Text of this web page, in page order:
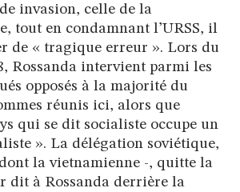
invasion, celle de la
tout en condamnant l’URSS, il
de « tragique erreur ». Lors du
Rossanda intervient parmi les
opposés à la majorité du
réunis ici, alors que
qui se dit socialiste occupe un
». La délégation soviétique,
dont la vietnamienne -, quitte la
dit à Rossanda derrière la